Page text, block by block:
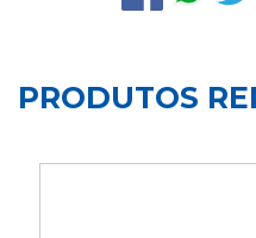
PRODUTOS